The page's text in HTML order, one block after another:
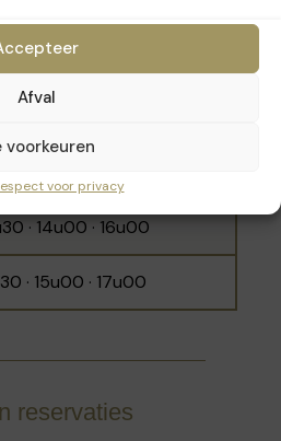
Afval
voorkeuren
voor privacy
Tijdstippen
· 12u00 · 14u30 · 15u30 ·
16u30
· 14u00 · 16u00
· 15u00 · 17u00
reservaties